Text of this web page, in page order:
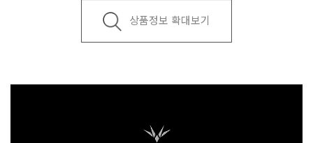
상품정보 확대보기